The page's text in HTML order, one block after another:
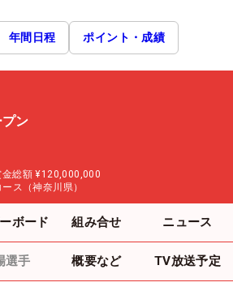
年間日程 ポイント・成績
ン
金総額 ¥120,000,000
ス（神奈川県）
ボード 組み合せ ニュース
選手 概要など TV放送予定